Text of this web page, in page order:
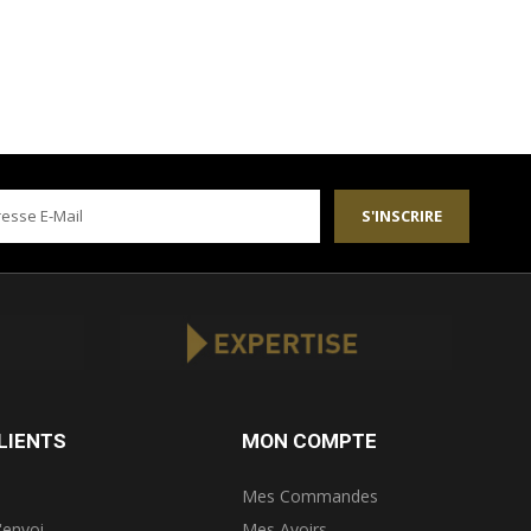
S'INSCRIRE
MON COMPTE
Mes Commandes